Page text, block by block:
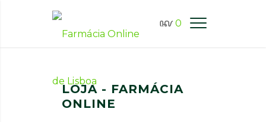
0
FARMÁCIA ONLINE LISBOA
LOJA - FARMÁCIA
ONLINE